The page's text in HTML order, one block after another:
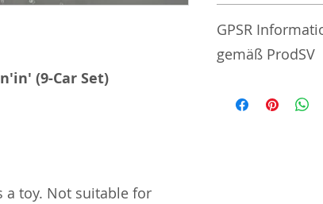
(9-Car Set)​​​​​​​
a toy. Not suitable for
GPSR
gemäß ProdSV
Manufacturer /